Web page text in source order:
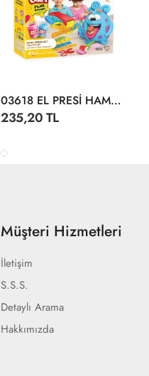
03618 EL PRESİ HAMUR SET 224GR
235,20 TL
Müşteri Hizmetleri
İletişim
S.S.S.
Detaylı Arama
Hakkımızda